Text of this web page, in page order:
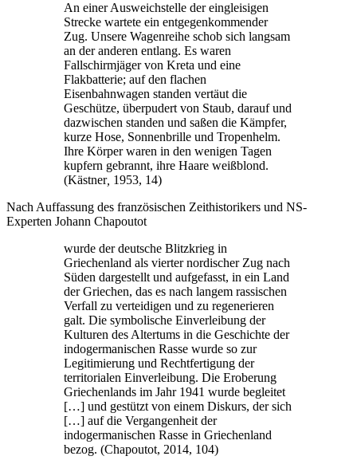
An einer Ausweichstelle der eingleisigen
Strecke wartete ein entgegenkommender
Zug. Unsere Wagenreihe schob sich langsam
an der anderen entlang. Es waren
Fallschirmjäger von Kreta und eine
Flakbatterie; auf den flachen
Eisenbahnwagen standen vertäut die
Geschütze, überpudert von Staub, darauf und
dazwischen standen und saßen die Kämpfer,
kurze Hose, Sonnenbrille und Tropenhelm.
Ihre Körper waren in den wenigen Tagen
kupfern gebrannt, ihre Haare weißblond.
(Kästner, 1953, 14)
Nach Auffassung des französischen Zeithistorikers und NS-
Experten Johann Chapoutot
wurde der deutsche Blitzkrieg in
Griechenland als vierter nordischer Zug nach
Süden dargestellt und aufgefasst, in ein Land
der Griechen, das es nach langem rassischen
Verfall zu verteidigen und zu regenerieren
galt. Die symbolische Einverleibung der
Kulturen des Altertums in die Geschichte der
indogermanischen Rasse wurde so zur
Legitimierung und Rechtfertigung der
territorialen Einverleibung. Die Eroberung
Griechenlands im Jahr 1941 wurde begleitet
[…] und gestützt von einem Diskurs, der sich
[…] auf die Vergangenheit der
indogermanischen Rasse in Griechenland
bezog. (Chapoutot, 2014, 104)